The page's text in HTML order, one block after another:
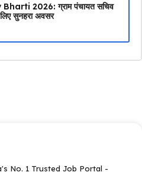
2026: ग्राम पंचायत सचिव
लिए सुनहरा अवसर
No. 1 Trusted Job Portal -